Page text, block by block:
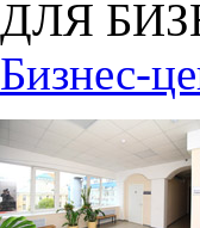
ДЛЯ
Бизнес-